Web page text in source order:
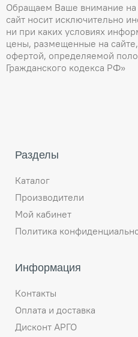
Обращаем Ваше внимание на
сайт носит исключительно
ни при каких условиях
цены, размещенные на
офертой, определяемой
Гражданского кодекса РФ»
Разделы
Каталог
Производители
Мой кабинет
Политика
Информация
Контакты
Оплата и доставка
Дисконт АРГО